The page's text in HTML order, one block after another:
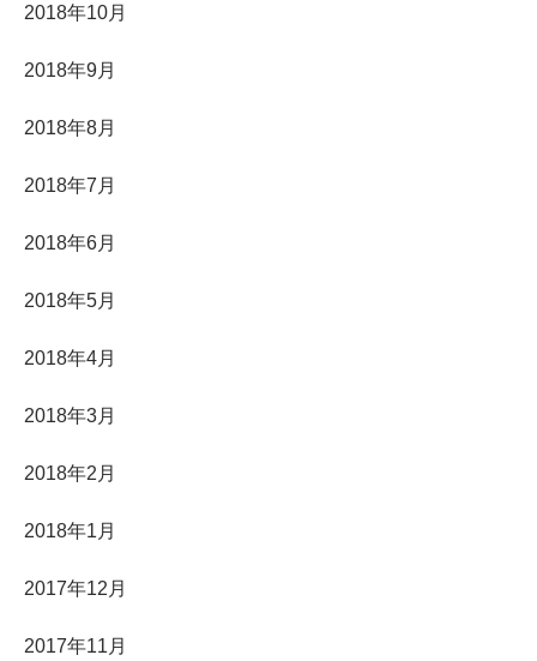
2018年10月
2018年9月
2018年8月
2018年7月
2018年6月
2018年5月
2018年4月
2018年3月
2018年2月
2018年1月
2017年12月
2017年11月